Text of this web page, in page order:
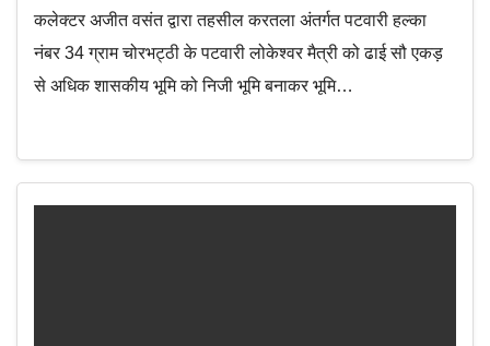
कलेक्टर अजीत वसंत द्वारा तहसील करतला अंतर्गत पटवारी हल्का
नंबर 34 ग्राम चोरभट्ठी के पटवारी लोकेश्वर मैत्री को ढाई सौ एकड़
से अधिक शासकीय भूमि को निजी भूमि बनाकर भूमि…